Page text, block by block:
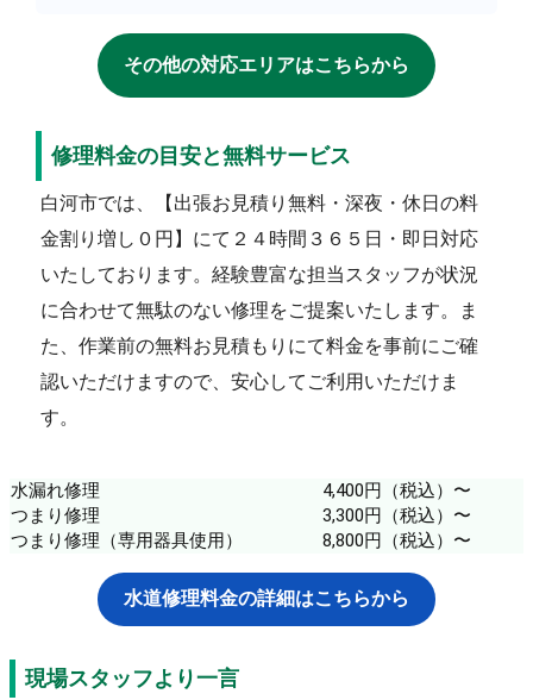
その他の対応エリアはこちらから
修理料金の目安と無料サービス
白河市では、【出張お見積り無料・深夜・休日の料
金割り増し０円】にて２４時間３６５日・即日対応
いたしております。経験豊富な担当スタッフが状況
に合わせて無駄のない修理をご提案いたします。ま
た、作業前の無料お見積もりにて料金を事前にご確
認いただけますので、安心してご利用いただけま
す。
水漏れ修理
4,400円（税込）〜
つまり修理
3,300円（税込）〜
つまり修理（専用器具使用）
8,800円（税込）〜
水道修理料金の詳細はこちらから
現場スタッフより一言